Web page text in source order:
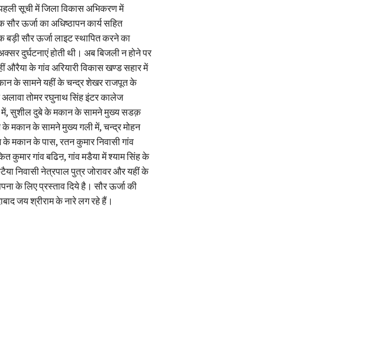
सूची में जिला विकास अभिकरण में
ऊर्जा का अधिष्ठापन कार्य सहित
बड़ी सौर ऊर्जा लाइट स्थापित करने का
दुर्घटनाएं होती थी। अब बिजली न होने पर
औरैया के गांव अरियारी विकास खण्ड सहार में
के सामने यहीं के चन्द्र शेखर राजपूत के
तोमर रघुनाथ सिंह इंटर कालेज
में, सुशील दुबे के मकान के सामने मुख्य सडक़
मकान के सामने मुख्य गली में, चन्द्र मोहन
मकान के पास, रतन कुमार निवासी गांव
गांव बढिऩ, गांव मडैया में श्याम सिंह के
निवासी नेत्रपाल पुत्र जोरावर और यहीं के
के लिए प्रस्ताव दिये है। सौर ऊर्जा की
जय श्रीराम के नारे लग रहे हैं।